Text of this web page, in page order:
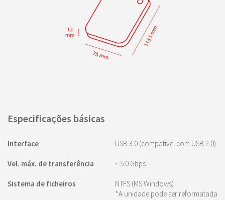
Especificações básicas
Interface USB 3.0 (compatível com USB 2.0)
Vel. máx. de transferência ~ 5.0 Gbps
Sistema de ficheiros
NTFS (MS Windows)
*A unidade pode ser reformatada